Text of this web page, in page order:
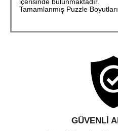
içerisinde bulunmaktadır.
Tamamlanmış Puzzle
GÜVENLI